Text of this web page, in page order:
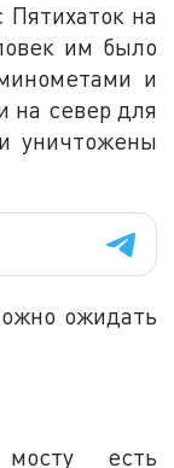
на
им было
и
на север для
уничтожены
ожидать
есть